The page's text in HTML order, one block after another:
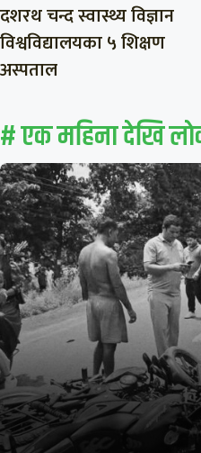
दशरथ चन्द स्वास्थ्य विज्ञान
विश्वविद्यालयका ५ शिक्षण
अस्पताल
# एक महिना देखि